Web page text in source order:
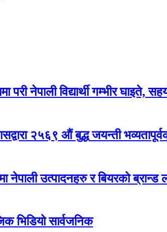
परी नेपाली विद्यार्थी गम्भीर घाइते,
२५६९ औं बुद्ध जयन्ती
नेपाली उत्पादनहरु र बियरको ब्रान्ड
भिडियो सार्वजनिक